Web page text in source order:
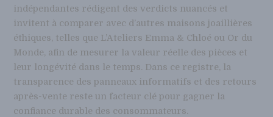
indépendantes rédigent des verdicts nuancés et
invitent à comparer avec d’autres maisons joaillières
éthiques, telles que L’Ateliers Emma & Chloé ou Or du
Monde, afin de mesurer la valeur réelle des pièces et
leur longévité dans le temps. Dans ce registre, la
transparence des panneaux informatifs et des retours
après-vente reste un facteur clé pour gagner la
confiance durable des consommateurs.